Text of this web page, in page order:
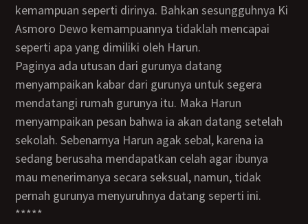
kemampuan seperti dirinya. Bahkan sesungguhnya Ki
Asmoro Dewo kemampuannya tidaklah mencapai
seperti apa yang dimiliki oleh Harun.
Paginya ada utusan dari gurunya datang
menyampaikan kabar dari gurunya untuk segera
mendatangi rumah gurunya itu. Maka Harun
menyampaikan pesan bahwa ia akan datang setelah
sekolah. Sebenarnya Harun agak sebal, karena ia
sedang berusaha mendapatkan celah agar ibunya
mau menerimanya secara seksual, namun, tidak
pernah gurunya menyuruhnya datang seperti ini.
*****